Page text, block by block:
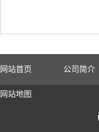
网站首页 公司简介
网站地图